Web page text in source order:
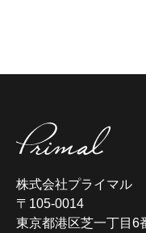
株式会社プライマル
〒105-0014
東京都港区芝一丁目6